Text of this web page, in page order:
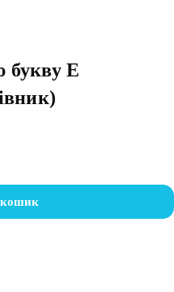
букву Е
кошик